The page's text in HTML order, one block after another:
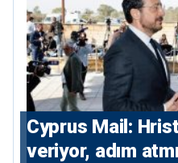
⁠Cyprus Mail:
veriyor, adım